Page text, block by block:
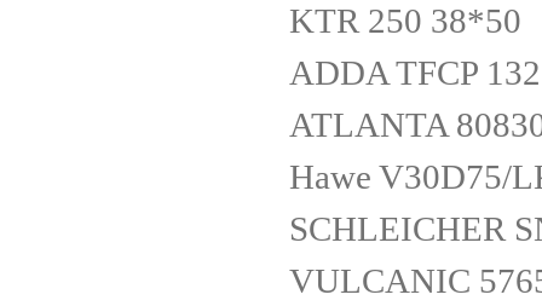
KTR 250 38*50
ADDA TFCP
ATLANTA
Hawe V30D75/
SCHLEICHER
VULCANIC